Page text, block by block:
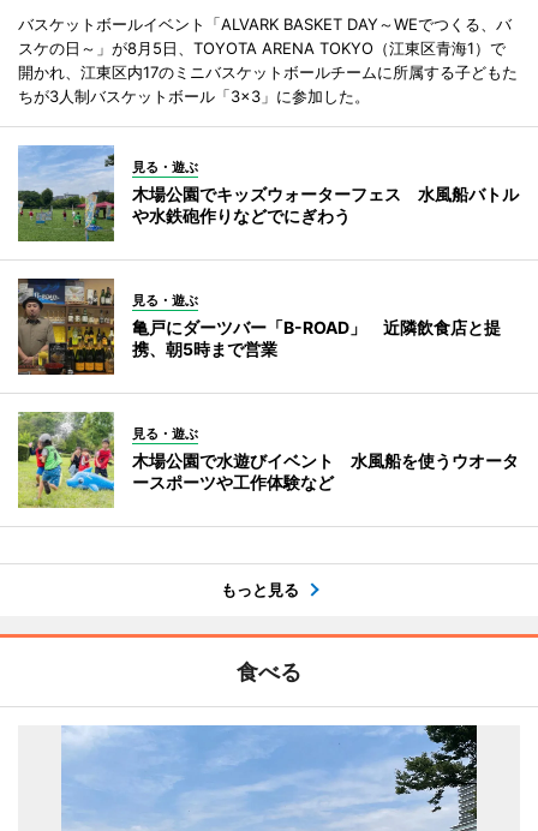
バスケットボールイベント「ALVARK BASKET DAY～WEでつくる、バ
スケの日～」が8月5日、TOYOTA ARENA TOKYO（江東区青海1）で
開かれ、江東区内17のミニバスケットボールチームに所属する子どもた
ちが3人制バスケットボール「3×3」に参加した。
見る・遊ぶ
木場公園でキッズウォーターフェス 水風船バトル
や水鉄砲作りなどでにぎわう
見る・遊ぶ
亀戸にダーツバー「B-ROAD」 近隣飲食店と提
携、朝5時まで営業
見る・遊ぶ
木場公園で水遊びイベント 水風船を使うウオータ
ースポーツや工作体験など
もっと見る
食べる